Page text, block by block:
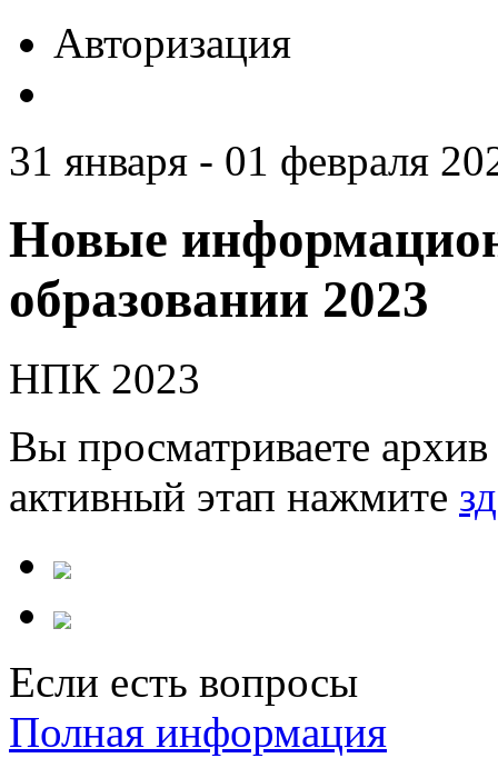
Авторизация
31 января - 01 февраля
Новые
образовании 2023
НПК 2023
Вы просматриваете
активный этап нажмите
Если есть вопросы
Полная информация